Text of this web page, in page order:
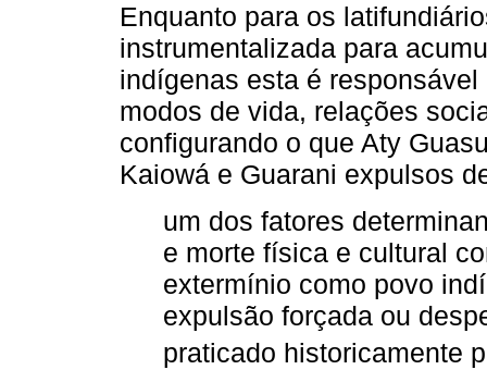
Enquanto para os
instrumentalizada para
indígenas esta é
modos de vida, relações
configurando o que Aty
Kaiowá e Guarani expulsos
um dos fatores
e morte física e cultural
extermínio como povo
expulsão forçada ou
praticado historicamente